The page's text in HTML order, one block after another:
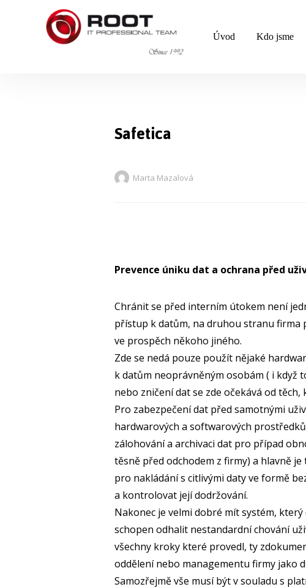
Úvod Kdo jsme
Safetica
Marta Mazalová
Prevence úniku dat a ochrana před
Chránit se před interním útokem není
přístup k datům, na druhou stranu
ve prospěch někoho jiného.
Zde se nedá pouze použít nějaké
k datům neoprávněným osobám ( i když
nebo zničení dat se zde očekává od těch,
Pro zabezpečení dat před samotnými
hardwarových a softwarových
zálohování a archivaci dat pro případ
těsně před odchodem z firmy) a hlavně
pro nakládání s citlivými daty ve formě
a kontrolovat její dodržování.
Nakonec je velmi dobré mít systém,
schopen odhalit nestandardní chování
všechny kroky které provedl, ty
oddělení nebo managementu firmy jako
Samozřejmě vše musí být v souladu s